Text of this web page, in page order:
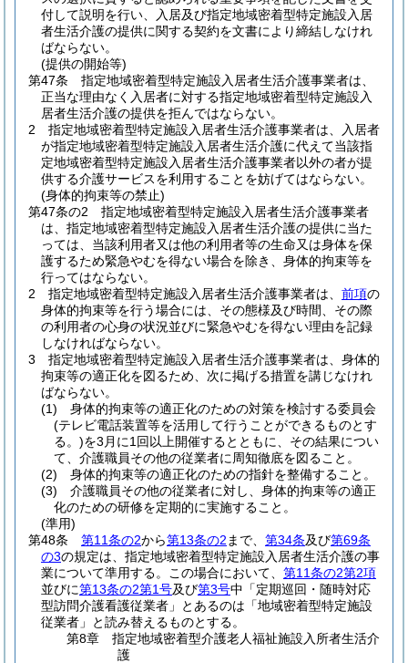
付して説明を行い、入居及び指定地域密着型特定施設入居
者生活介護の提供に関する契約を文書により締結しなけれ
ばならない。
(提供の開始等)
第47条
指定地域密着型特定施設入居者生活介護事業者は、
正当な理由なく入居者に対する指定地域密着型特定施設入
居者生活介護の提供を拒んではならない。
2
指定地域密着型特定施設入居者生活介護事業者は、入居者
が指定地域密着型特定施設入居者生活介護に代えて当該指
定地域密着型特定施設入居者生活介護事業者以外の者が提
供する介護サービスを利用することを妨げてはならない。
(身体的拘束等の禁止)
第47条の2
指定地域密着型特定施設入居者生活介護事業者
は、指定地域密着型特定施設入居者生活介護の提供に当た
っては、当該利用者又は他の利用者等の生命又は身体を保
護するため緊急やむを得ない場合を除き、身体的拘束等を
行ってはならない。
2
指定地域密着型特定施設入居者生活介護事業者は、 前項の
身体的拘束等を行う場合には、その態様及び時間、その際
の利用者の心身の状況並びに緊急やむを得ない理由を記録
しなければならない。
3
指定地域密着型特定施設入居者生活介護事業者は、身体的
拘束等の適正化を図るため、次に掲げる措置を講じなけれ
ばならない。
(1)
身体的拘束等の適正化のための対策を検討する委員会
(テレビ電話装置等を活用して行うことができるものとす
る。)を3月に1回以上開催するとともに、その結果につい
て、介護職員その他の従業者に周知徹底を図ること。
(2)
身体的拘束等の適正化のための指針を整備すること。
(3)
介護職員その他の従業者に対し、身体的拘束等の適正
化のための研修を定期的に実施すること。
(準用)
第48条
第11条の2から第13条の2 まで、 第34条及び第69条
の3の規定は、指定地域密着型特定施設入居者生活介護の事
業について準用する。
この場合において、 第11条の2第2項
並びに第13条の2第1号及び第3号中「定期巡回・随時対応
型訪問介護看護従業者」とあるのは「地域密着型特定施設
従業者」と読み替えるものとする。
第8章
指定地域密着型介護老人福祉施設入所者生活介
護